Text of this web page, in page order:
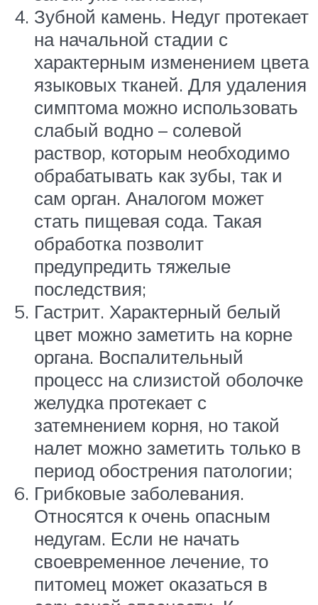
Зубной камень. Недуг протекает
на начальной стадии с
характерным изменением цвета
языковых тканей. Для удаления
симптома можно использовать
слабый водно – солевой
раствор, которым необходимо
обрабатывать как зубы, так и
сам орган. Аналогом может
стать пищевая сода. Такая
обработка позволит
предупредить тяжелые
последствия;
Гастрит. Характерный белый
цвет можно заметить на корне
органа. Воспалительный
процесс на слизистой оболочке
желудка протекает с
затемнением корня, но такой
налет можно заметить только в
период обострения патологии;
Грибковые заболевания.
Относятся к очень опасным
недугам. Если не начать
своевременное лечение, то
питомец может оказаться в